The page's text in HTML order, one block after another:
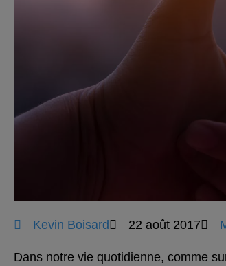
Kevin Boisard 22 août 2017
Dans notre vie quotidienne, comme